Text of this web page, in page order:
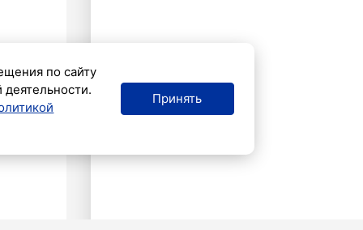
по сайту
Принять